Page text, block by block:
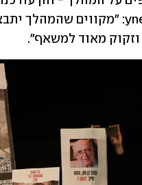
מאוד למשאף".